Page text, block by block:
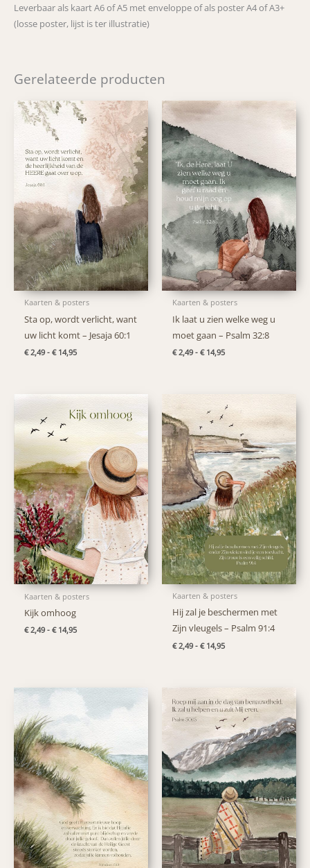
Leverbaar als kaart A6 of A5 met enveloppe of als poster A4 of A3+
(losse poster, lijst is ter illustratie)
Gerelateerde producten
Kaarten & posters
Sta op, wordt verlicht, want
uw licht komt – Jesaja 60:1
€2,49 - €14,95Prijsklasse:
Kaarten & posters
Ik laat u zien welke weg u
moet gaan – Psalm 32:8
€2,49 - €14,95Prijsklasse:
Kaarten & posters
Kijk omhoog
€2,49 - €14,95Prijsklasse:
Kaarten & posters
Hij zal je beschermen met
Zijn vleugels – Psalm 91:4
€2,49 - €14,95Prijsklasse: